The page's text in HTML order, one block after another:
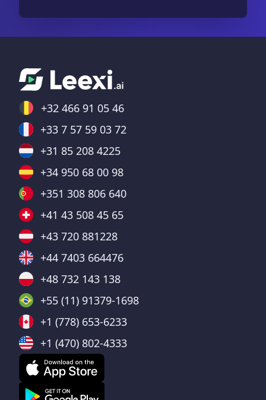
+32 466 91 05 46
+33 7 57 59 03 72
+31 85 208 4225
+34 950 68 00 98
+351 308 806 640
+41 43 508 45 65
+43 720 881228
+44 7403 664476
+48 732 143 138
+55 (11) 91379-1698
+1 (778) 653-6233
+1 (470) 802-4333